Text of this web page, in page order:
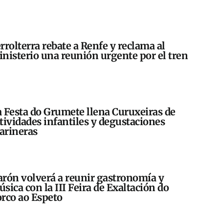
rebate a Renfe y reclama al
una reunión urgente por el tren
Festa do Grumete llena Curuxeiras de
infantiles y degustaciones
volverá a reunir gastronomía y
con la III Feira de Exaltación do
ao Espeto